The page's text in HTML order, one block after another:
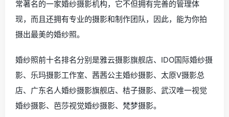
常著名的一家婚纱摄影机构，它不但拥有完善的管理体
现，而且还拥有专业的摄影和制作团队，因此，能为你拍
摄出最美的婚纱照。
婚纱照前十名排名分别是雅云摄影旗舰店、IDO国际婚纱摄
影、乐玛摄影工作室、茜茜公主婚纱摄影、太原V摄影总
店、广东名人婚纱摄影旗舰店、桔子摄影、武汉唯一视觉
婚纱摄影、芭莎视觉婚纱摄影、梵梦摄影。